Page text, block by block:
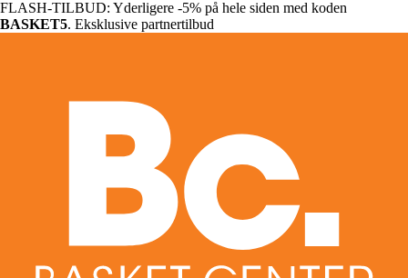
FLASH-TILBUD: Yderligere -5% på hele siden med koden
BASKET5. Eksklusive partnertilbud